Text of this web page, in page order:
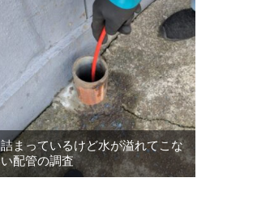
詰まっているけど水が溢れてこな
い配管の調査